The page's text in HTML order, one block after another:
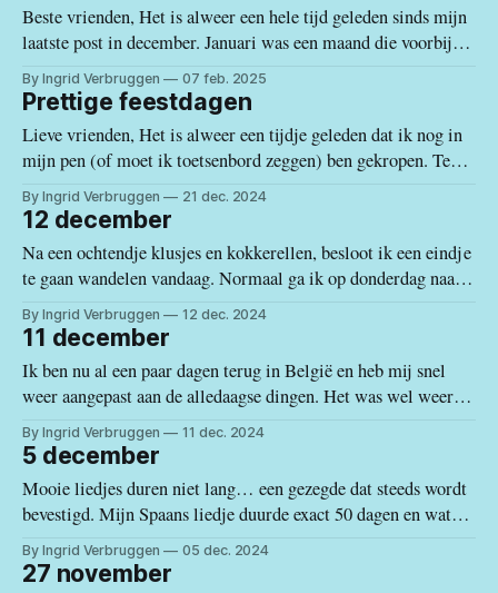
Beste vrienden, Het is alweer een hele tijd geleden sinds mijn
laatste post in december. Januari was een maand die voorbij
stormde als een rollercoaster en de emoties eraan verbonden
deden de grondvesten onder mijn voeten soms echt daveren.
En zoals het spreekwoord zegt, het venijn zit in de staart.
By Ingrid Verbruggen 07 feb. 2025
Prettige feestdagen
Lieve vrienden, Het is alweer een tijdje geleden dat ik nog in
mijn pen (of moet ik toetsenbord zeggen) ben gekropen. Terug
naar België komen, gaat altijd gepaard met allerlei vooraf
geplande activiteiten die moeten afgewerkt worden. Ik ging
By Ingrid Verbruggen 21 dec. 2024
12 december
Na een ochtendje klusjes en kokkerellen, besloot ik een eindje
te gaan wandelen vandaag. Normaal ga ik op donderdag naar
onze pa, maar die had een kerstfeestje van Samana, dus ga ik
pas morgennamiddag. Rond 17 u gaan we dan samen frietjes
By Ingrid Verbruggen 12 dec. 2024
11 december
Ik ben nu al een paar dagen terug in België en heb mij snel
weer aangepast aan de alledaagse dingen. Het was wel weer
oppassen geblazen op de weg, 30 km per uur is toch echt wel
traag. Ik begrijp dat het nodig is op bepaalde plaatsen, maar
By Ingrid Verbruggen 11 dec. 2024
5 december
Mooie liedjes duren niet lang… een gezegde dat steeds wordt
bevestigd. Mijn Spaans liedje duurde exact 50 dagen en wat
denk je… het vloog voorbij zoals een straaljager door de
geluidsmuur. Maar klagen hoor je mij niet, daarvoor voel ik
By Ingrid Verbruggen 05 dec. 2024
27 november